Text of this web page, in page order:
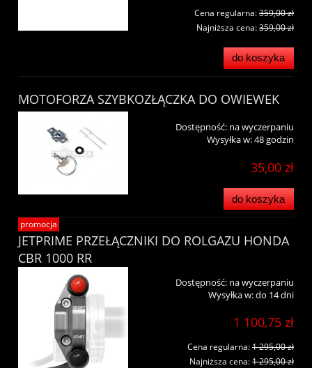
Cena regularna:359,00 zł
Najniższa cena:359,00 zł
do koszyka
MOTOFORZA SZYBKOZŁĄCZKA DO OWIEWEK
Dostępność: na wyczerpaniu
Wysyłka w:48 godzin
35,00 zł
do koszyka
JETPRIME PRZEŁĄCZNIKI DO ROLGAZU HONDA
CBR 1000 RR
Dostępność: na wyczerpaniu
Wysyłka w:do 14 dni
1 100,75 zł
Cena regularna:1 295,00 zł
Najniższa cena:1 295,00 zł
promocja